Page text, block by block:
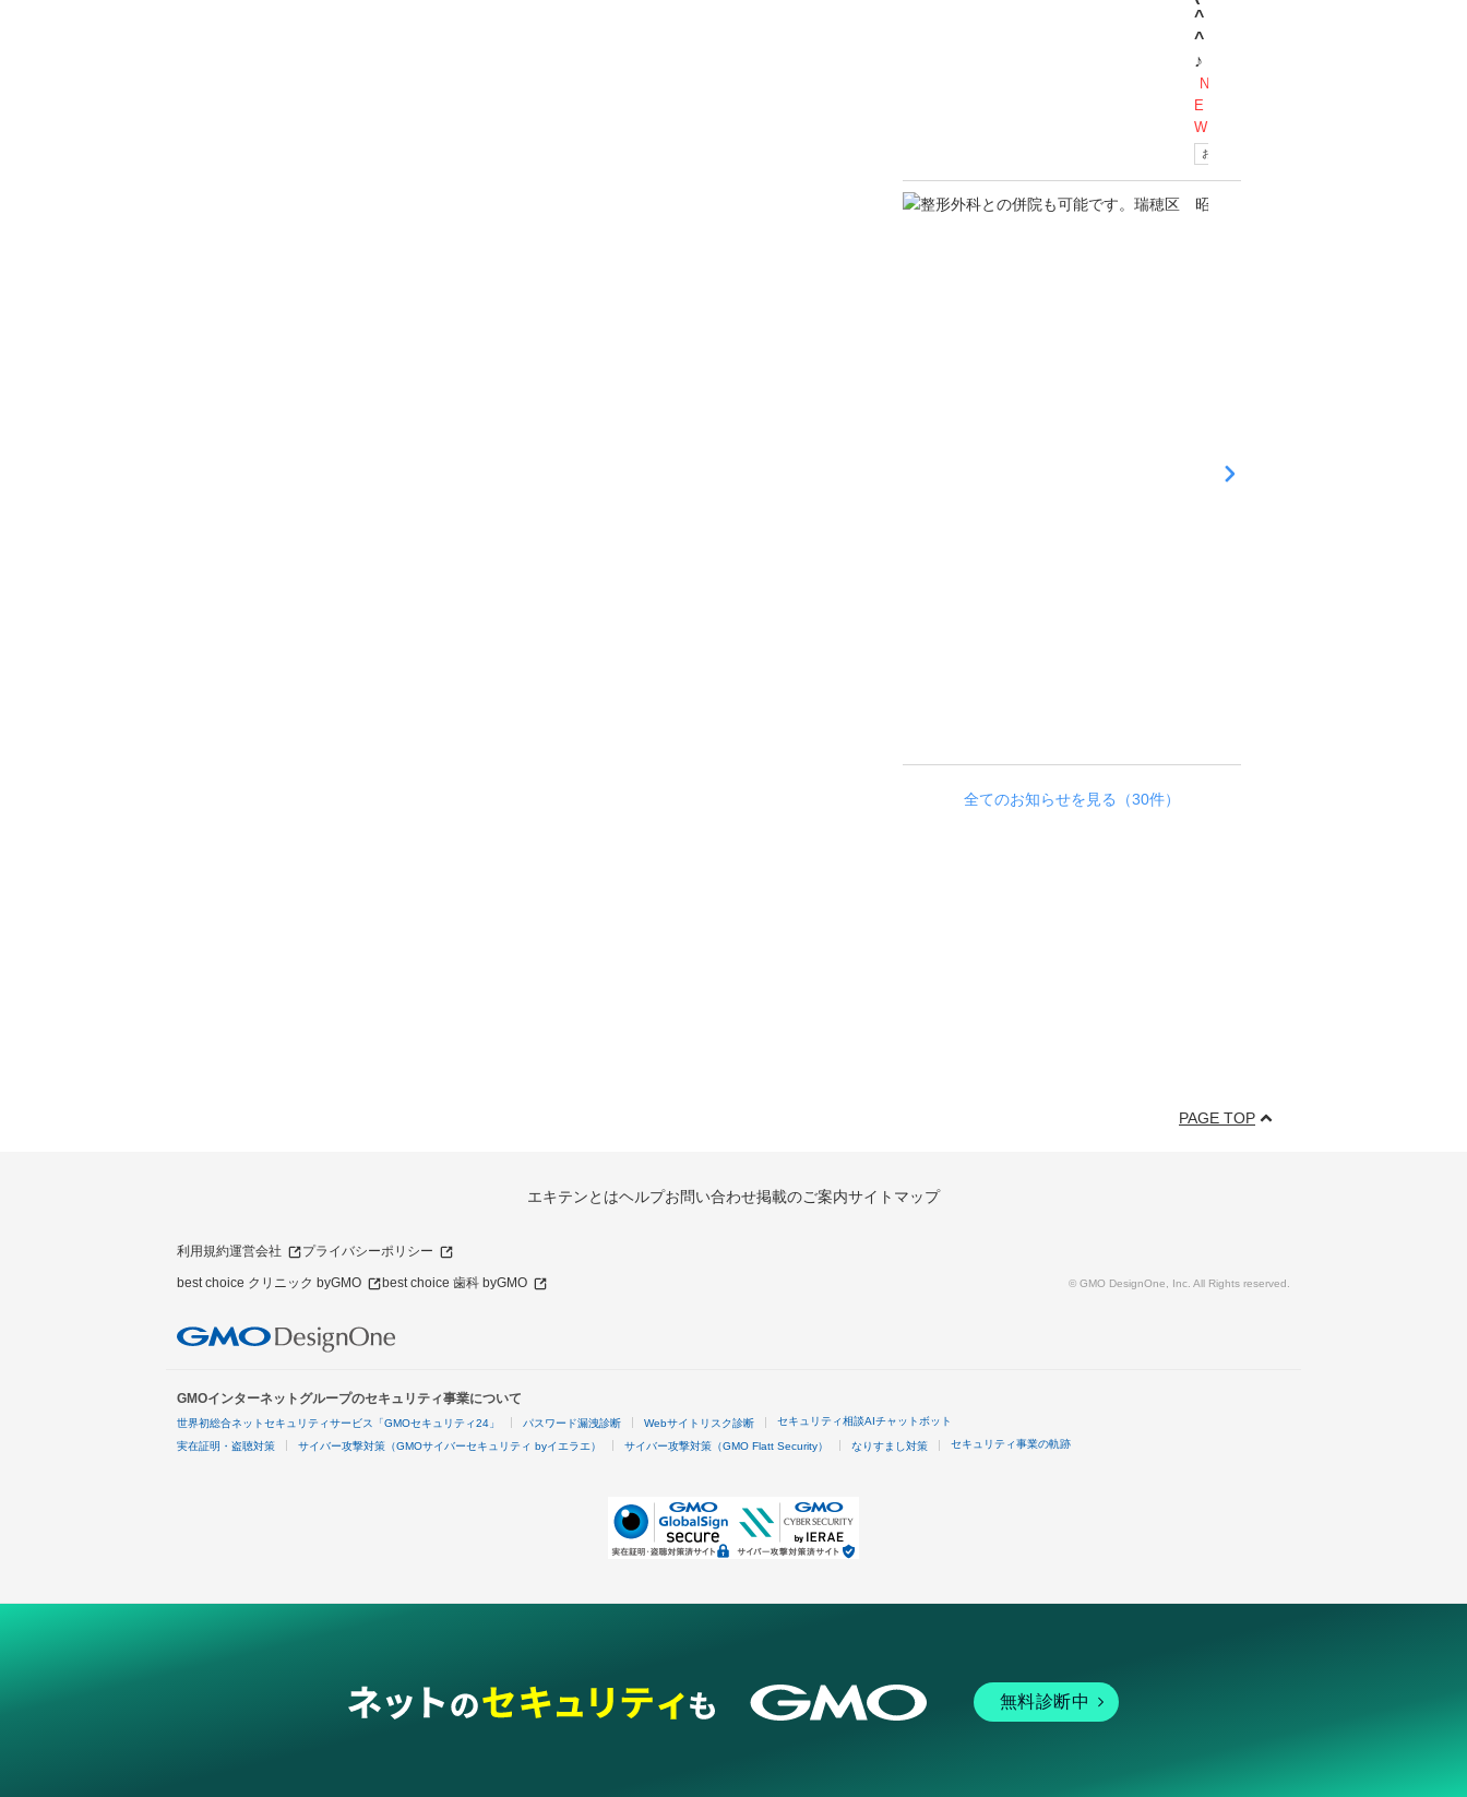
^
^
♪
N
E
W
お得な情報
全てのお知らせを見る（30件）
PAGE TOP
エキテンとはヘルプお問い合わせ掲載のご案内サイトマップ
利用規約運営会社 プライバシーポリシー
best choice クリニック byGMO best choice 歯科 byGMO © GMO DesignOne, Inc. All Rights reserved.
GMOインターネットグループのセキュリティ事業について
世界初総合ネットセキュリティサービス「GMOセキュリティ24」 パスワード漏洩診断 Webサイトリスク診断 セキュリティ相談AIチャットボット
実在証明・盗聴対策 サイバー攻撃対策（GMOサイバーセキュリティ byイエラエ） サイバー攻撃対策（GMO Flatt Security） なりすまし対策 セキュリティ事業の軌跡
無料診断中